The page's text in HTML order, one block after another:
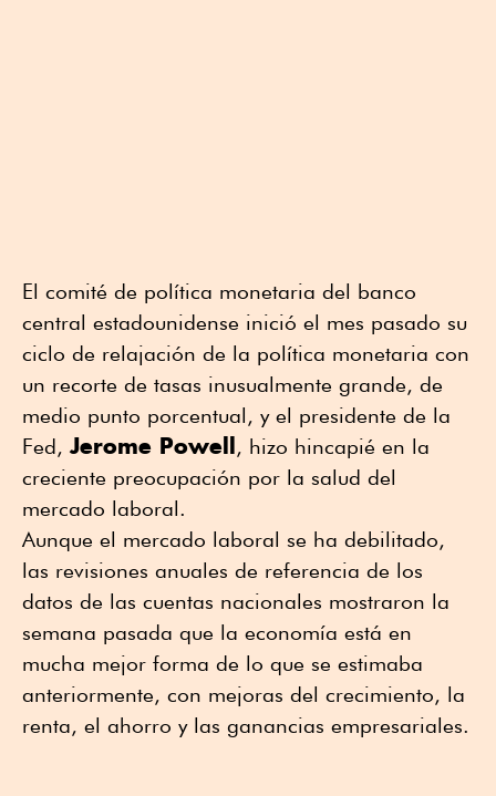
El comité de política monetaria del banco
central estadounidense inició el mes pasado su
ciclo de relajación de la política monetaria con
un recorte de tasas inusualmente grande, de
medio punto porcentual, y el presidente de la
Fed, Jerome Powell
, hizo hincapié en la
creciente preocupación por la salud del
mercado laboral.
Aunque el mercado laboral se ha debilitado,
las revisiones anuales de referencia de los
datos de las cuentas nacionales mostraron la
semana pasada que la economía está en
mucha mejor forma de lo que se estimaba
anteriormente, con mejoras del crecimiento, la
renta, el ahorro y las ganancias empresariales.